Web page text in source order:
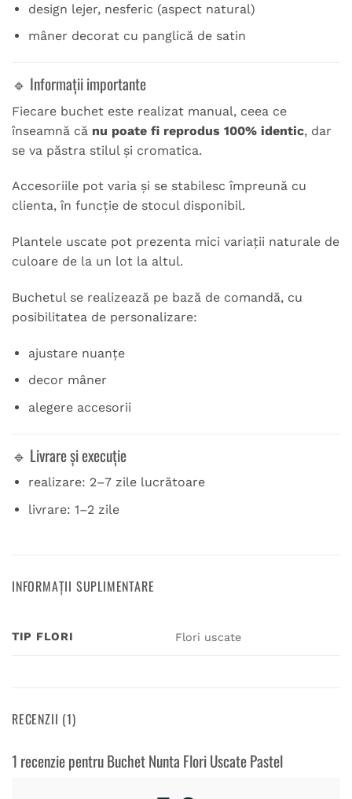
design lejer, nesferic (aspect natural)
mâner decorat cu panglică de satin
🔹 Informații importante
Fiecare buchet este realizat manual, ceea ce
înseamnă că nu poate fi reprodus 100% identic, dar
se va păstra stilul și cromatica.
Accesoriile pot varia și se stabilesc împreună cu
clienta, în funcție de stocul disponibil.
Plantele uscate pot prezenta mici variații naturale de
culoare de la un lot la altul.
Buchetul se realizează pe bază de comandă, cu
posibilitatea de personalizare:
ajustare nuanțe
decor mâner
alegere accesorii
🔹 Livrare și execuție
realizare: 2–7 zile lucrătoare
livrare: 1–2 zile
INFORMAȚII SUPLIMENTARE
TIP FLORI Flori uscate
RECENZII (1)
1 recenzie pentruBuchet Nunta Flori Uscate Pastel